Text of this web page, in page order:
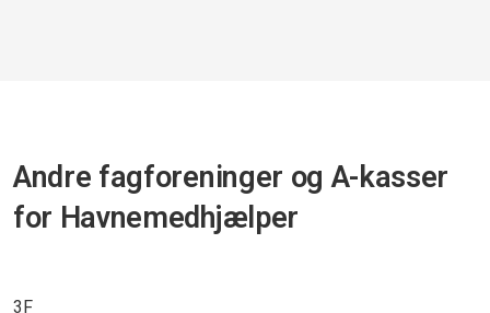
Andre fagforeninger og A-kasser
for Havnemedhjælper
3F